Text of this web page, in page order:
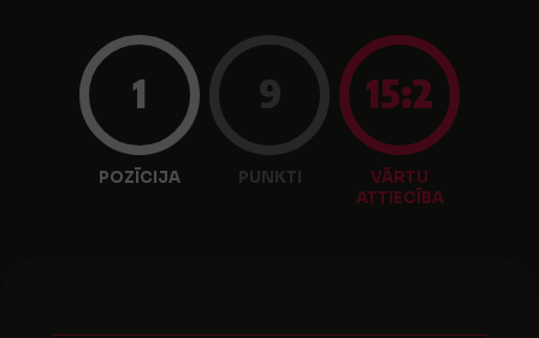
1
POZĪCIJA
9
PUNKTI
15:2
VĀRTU
ATTIECĪBA